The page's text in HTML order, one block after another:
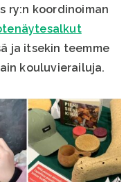
ry:n koordinoiman
ja itsekin teemme
kouluvierailuja.